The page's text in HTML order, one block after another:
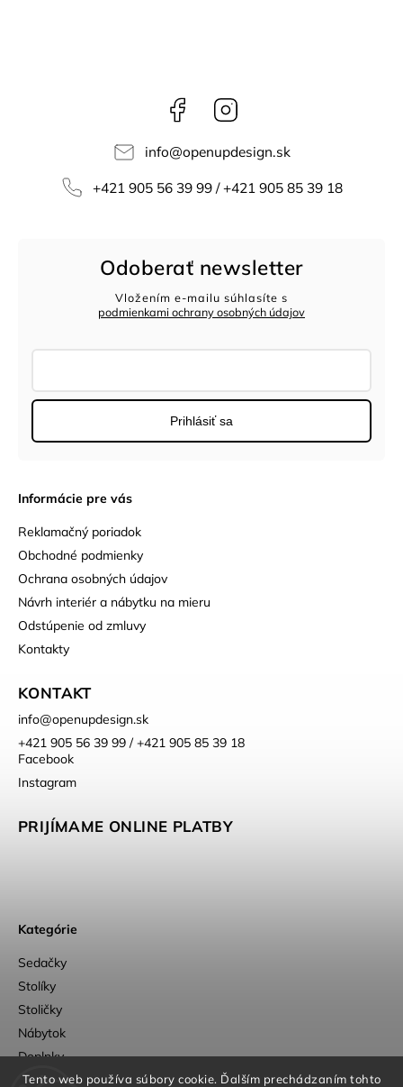
Tento web používa súbory cookie. Ďalším prechádzaním tohto
Facebook
info@openupdesign.sk
+421 905 56 39 99 / +421 905 85 39 18
Informácie pre vás
Reklamačný poriadok
Obchodné podmienky
Ochrana osobných údajov
Návrh interiér a nábytku na mieru
Odstúpenie od zmluvy
Kontakty
KONTAKT
info@openupdesign.sk
+421 905 56 39 99 / +421 905 85 39 18
Facebook
Instagram
PRIJÍMAME ONLINE PLATBY
Kategórie
Sedačky
Stolíky
Stoličky
Nábytok
Doplnky
Outlet
Odoberať newsletter
Vložením e-mailu súhlasíte s
podmienkami ochrany osobných údajov
Prihlásiť sa